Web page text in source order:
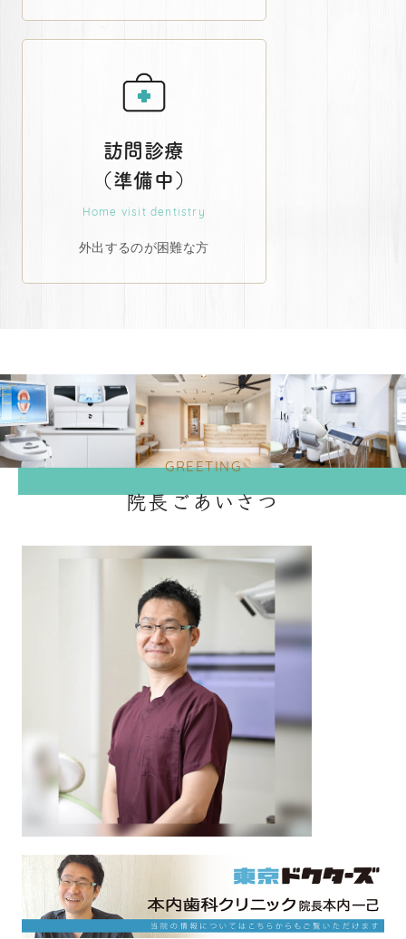
訪問診療
（準備中）
Home visit dentistry
外出するのが困難な方
GREETING
院長ごあいさつ